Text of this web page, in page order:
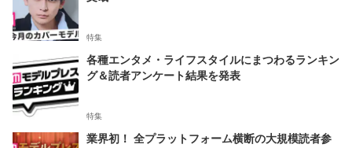
特集
各種エンタメ・ライフスタイルにまつわるランキン
グ＆読者アンケート結果を発表
特集
業界初！ 全プラットフォーム横断の大規模読者参